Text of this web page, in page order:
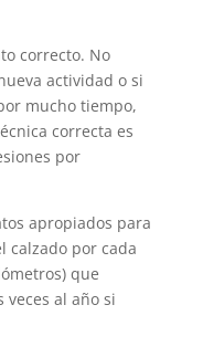
correcto. No
actividad o si
mucho tiempo,
correcta es
por
apropiados para
calzado por cada
que
veces al año si